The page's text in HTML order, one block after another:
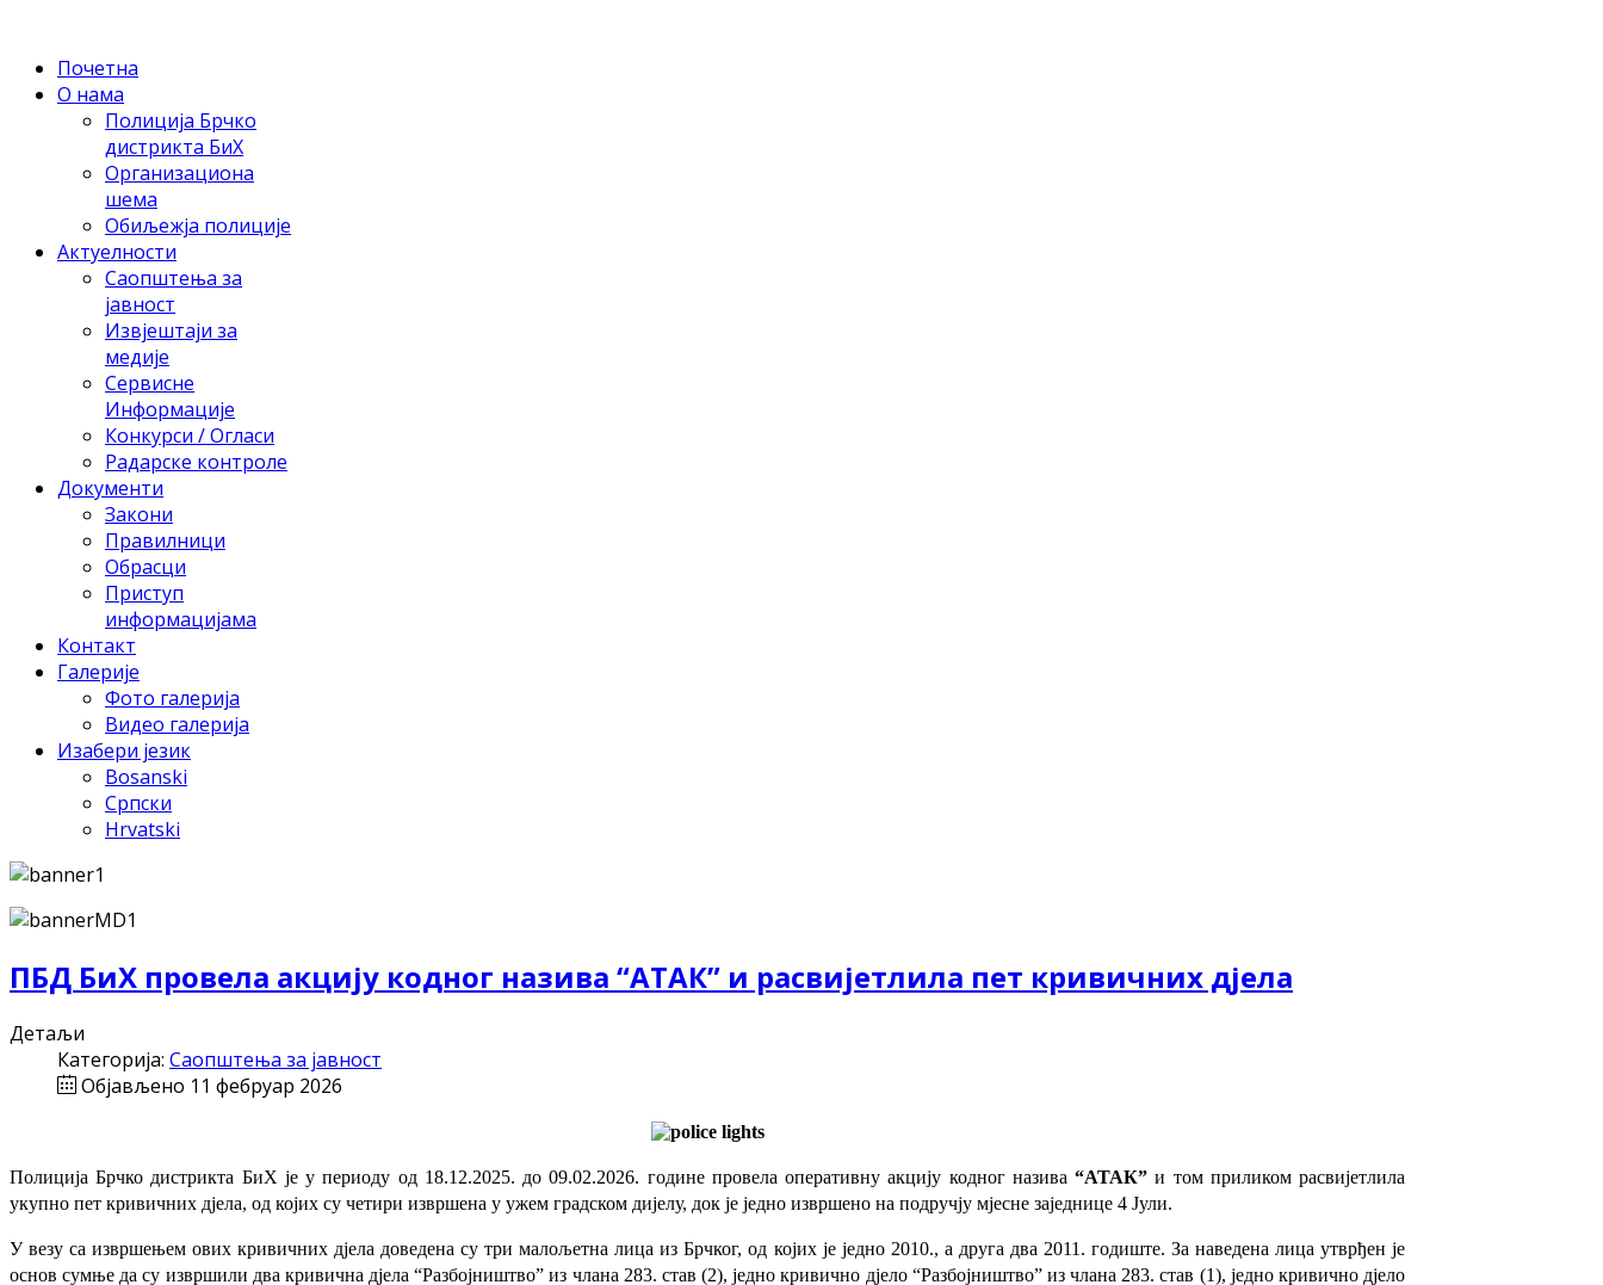
Почетна
О нама
Полиција Брчко
дистрикта БиХ
Организациона
шема
Обиљежја полиције
Актуелности
Саопштења за
јавност
Извјештаји за
медије
Сервисне
Информације
Конкурси / Огласи
Радарске контроле
Документи
Закони
Правилници
Обрасци
Приступ
информацијама
Контакт
Галерије
Фото галерија
Видео галерија
Изабери језик
Bosanski
Српски
Hrvatski
ПБД БиХ провела акцију кодног назива “АТАК” и расвијетлила пет кривичних дјела
Детаљи
Категорија: Саопштења за јавност
Објављено 11 фебруар 2026
Полиција Брчко дистрикта БиХ је у периоду од 18.12.2025. до 09.02.2026. године провела оперативну акцију кодног назива“АТАК”и том приликом расвијетлила
укупно пет кривичних дјела, од којих су четири извршена у ужем градском дијелу, док је једно извршено на подручју мјесне заједнице 4 Јули.
У везу са извршењем ових кривичних дјела доведена су три малољетна лица из Брчког, од којих је једно 2010., а друга два 2011. годиште. За наведена лица утврђен је
основ сумње да су извршили два кривична дјела “Разбојништво” из члана 283. став (2), једно кривично дјело “Разбојништво” из члана 283. став (1), једно кривично дјело